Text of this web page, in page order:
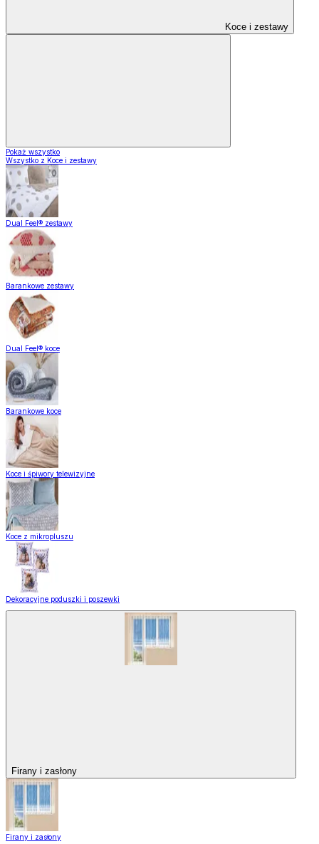
Koce i zestawy
Pokaż wszystko
Wszystko z Koce i zestawy
Dual Feel® zestawy
Barankowe zestawy
Dual Feel® koce
Barankowe koce
Koce i śpiwory telewizyjne
Koce z mikropluszu
Dekoracyjne poduszki i poszewki
Firany i zasłony
Firany i zasłony